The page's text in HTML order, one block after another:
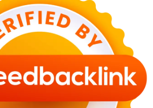
Softlens untuk Mata yang Jarang
Lakukan Manajemen Beban
PLTGU
Dunia Hari Ini Naik, WTI dan Brent